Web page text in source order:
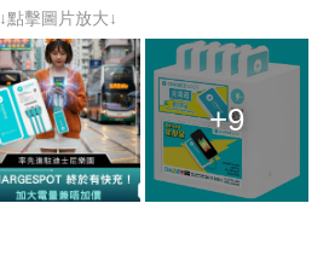
↓點擊圖片放大↓
+9